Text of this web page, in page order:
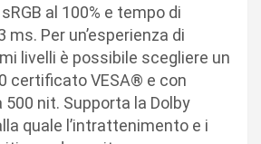
al 100% e tempo di
ms. Per un’esperienza di
livelli è possibile scegliere un
certificato VESA® e con
nit. Supporta la Dolby
quale l’intrattenimento e i